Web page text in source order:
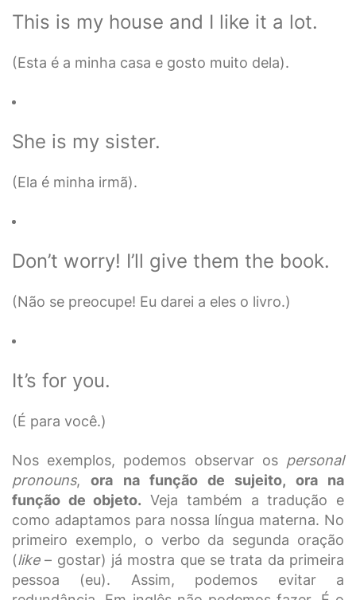
This is my house and I like it a lot.
(Esta é a minha casa e gosto muito dela).
She is my sister.
(Ela é minha irmã).
Don’t worry! I’ll give them the book.
(Não se preocupe! Eu darei a eles o livro.)
It’s for you.
(É para você.)
Nos exemplos, podemos observar os personal
pronouns,ora na função de sujeito, ora na
função de objeto. Veja também a tradução e
como adaptamos para nossa língua materna. No
primeiro exemplo, o verbo da segunda oração
(like– gostar) já mostra que se trata da primeira
pessoa (eu). Assim, podemos evitar a